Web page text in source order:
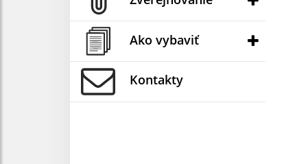
Ako vybaviť
Kontakty